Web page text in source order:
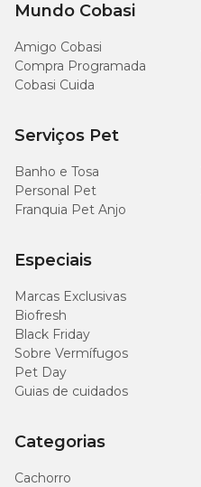
Mundo Cobasi
Amigo Cobasi
Compra Programada
Cobasi Cuida
Serviços Pet
Banho e Tosa
Personal Pet
Franquia Pet Anjo
Especiais
Marcas Exclusivas
Biofresh
Black Friday
Sobre Vermífugos
Pet Day
Guias de cuidados
Categorias
Cachorro